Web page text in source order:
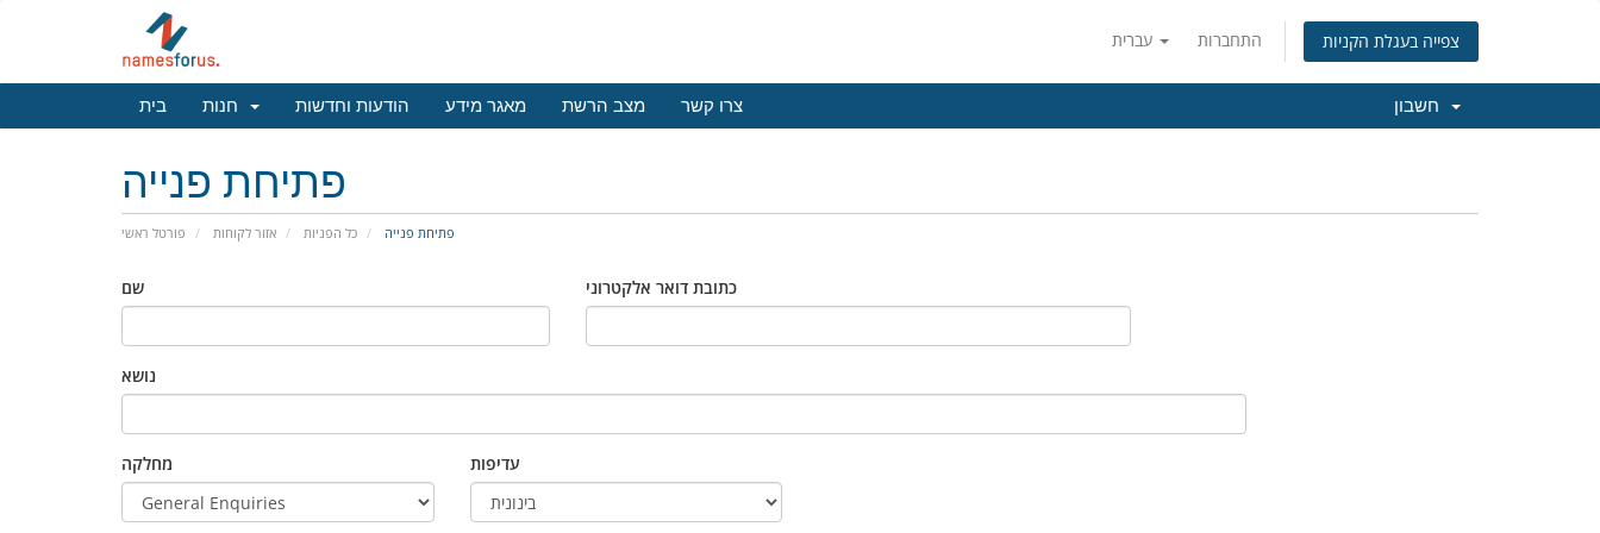
התחברות צפייה בעגלת הקניות
בית הודעות וחדשות מאגר מידע מצב הרשת צרו קשר
פתיחת פנייה
פורטל ראשי אזור לקוחות כל הפניות פתיחת פנייה
שם כתובת דואר אלקטרוני
נושא
מחלקה עדיפות